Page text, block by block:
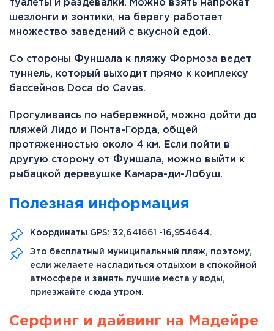
туалеты и раздевалки. Можно взять напрокат
шезлонги и зонтики, на берегу работает
множество заведений с вкусной едой.
Со стороны Фуншала к пляжу Формоза ведет
туннель, который выходит прямо к комплексу
бассейнов Doca do Cavas.
Прогуливаясь по набережной, можно дойти до
пляжей Лидо и Понта-Горда, общей
протяженностью около 4 км. Если пойти в
другую сторону от Фуншала, можно выйти к
рыбацкой деревушке Камара-ди-Лобуш.
Полезная информация
Координаты GPS: 32,641661 -16,954644.
Это бесплатный муниципальный пляж, поэтому,
если желаете насладиться отдыхом в спокойной
атмосфере и занять лучшие места у воды,
приезжайте сюда утром.
Серфинг и дайвинг на Мадейре